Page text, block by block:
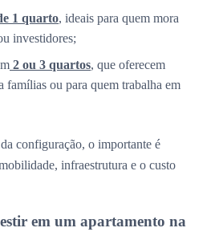
1 quarto, ideais para quem mora
investidores;
2 ou 3 quartos, que oferecem
famílias ou para quem trabalha em
configuração, o importante é
infraestrutura e o custo
em um apartamento na